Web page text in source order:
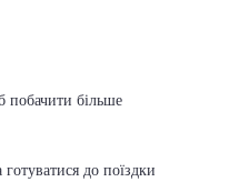
побачити більше
до поїздки